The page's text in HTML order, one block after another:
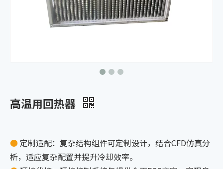
高温用回热器
● 定制适配：复杂结构组件可定制设计，结合CFD仿真分
析，适应复杂配置并提升冷却效率。